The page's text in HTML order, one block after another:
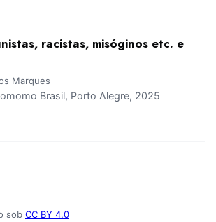
racistas, misóginos etc. e
Marques
Brasil, Porto Alegre, 2025
sob CC BY 4.0